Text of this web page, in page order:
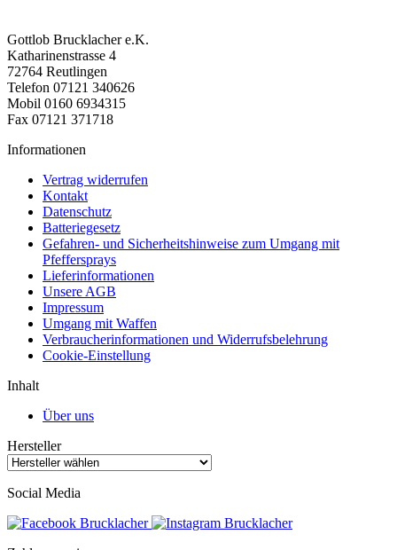
Gottlob Brucklacher e.K.
Katharinenstrasse 4
72764 Reutlingen
Telefon 07121 340626
Mobil 0160 6934315
Fax 07121 371718
Informationen
Vertrag widerrufen
Kontakt
Datenschutz
Batteriegesetz
Gefahren- und Sicherheitshinweise zum Umgang mit
Pfeffersprays
Lieferinformationen
Unsere AGB
Impressum
Umgang mit Waffen
Verbraucherinformationen und Widerrufsbelehrung
Cookie-Einstellung
Inhalt
Über uns
Hersteller
Social Media